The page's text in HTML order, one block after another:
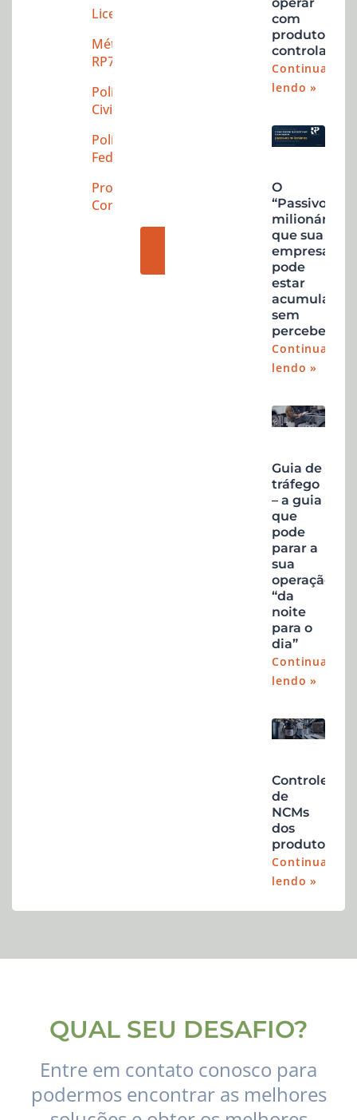
Licenciamento
Método
RP7As
Polícia
Civil
Polícia
Federal
Produtos
Controlados
consultoria
CONSULTORIA
com
produtos
controlados
Continuar
lendo »
O
“Passivo”
milionário
que sua
empresa
pode
estar
acumulando
sem
perceber
Continuar
lendo »
Guia de
tráfego
– a guia
que
pode
parar a
sua
operação
“da
noite
para o
dia”
Continuar
lendo »
Controle
de
NCMs
dos
produtos
Continuar
lendo »
QUAL SEU DESAFIO?
Entre em contato conosco para
podermos encontrar as melhores